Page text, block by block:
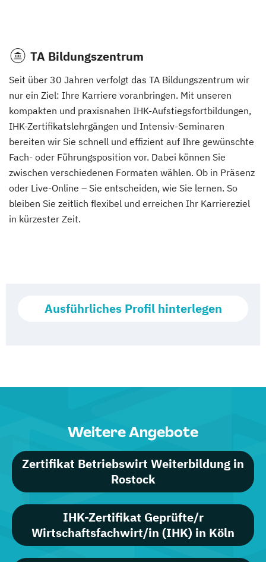
TA Bildungszentrum
Seit über 30 Jahren verfolgt das TA Bildungszentrum wir
nur ein Ziel: Ihre Karriere voranbringen. Mit unseren
kompakten und praxisnahen IHK-Aufstiegsfortbildungen,
IHK-Zertifikatslehrgängen und Intensiv-Seminaren
bereiten wir Sie schnell und effizient auf Ihre gewünschte
Fach- oder Führungsposition vor. Dabei können Sie
zwischen verschiedenen Formaten wählen. Ob in Präsenz
oder Live-Online – Sie entscheiden, wie Sie lernen. So
bleiben Sie zeitlich flexibel und erreichen Ihr Karriereziel
in kürzester Zeit.
Ausführliches Profil hinterlegen
Weitere Angebote
Zertifikat Betriebswirt Weiterbildung in
Rostock
IHK-Zertifikat Geprüfte/r
Wirtschaftsfachwirt/in (IHK) in Köln